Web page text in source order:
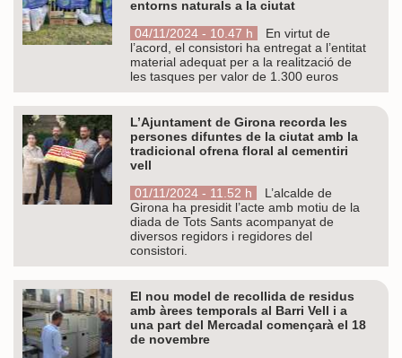
entorns naturals a la ciutat
04/11/2024 - 10.47 h
En virtut de
l’acord, el consistori ha entregat a l’entitat
material adequat per a la realització de
les tasques per valor de 1.300 euros
L’Ajuntament de Girona recorda les
persones difuntes de la ciutat amb la
tradicional ofrena floral al cementiri
vell
01/11/2024 - 11.52 h
L’alcalde de
Girona ha presidit l’acte amb motiu de la
diada de Tots Sants acompanyat de
diversos regidors i regidores del
consistori.
El nou model de recollida de residus
amb àrees temporals al Barri Vell i a
una part del Mercadal començarà el 18
de novembre